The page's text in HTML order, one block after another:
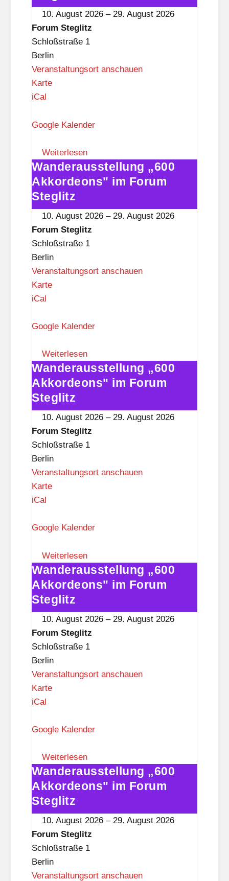
l
i
t
z
im
Forum
Steglitz
10. August 2026 –29. August 2026
Forum Steglitz
Schloßstraße 1
Berlin
Veranstaltungsort anschauen
KarteF
u
S
t
e
g
l
i
t
z
iCal
Google Kalender
Weiterlesen
Wanderausstellung
„600
Akkordeons"
im
Forum
Steglitz
Wanderausstellung „600
Akkordeons" im Forum
Steglitz
10. August 2026 –29. August 2026
Forum Steglitz
Schloßstraße 1
Berlin
Veranstaltungsort anschauen
KarteF
u
S
t
e
g
l
i
t
z
iCal
Google Kalender
Weiterlesen
Wanderausstellung
„600
Akkordeons"
im
Forum
Steglitz
Wanderausstellung „600
Akkordeons" im Forum
Steglitz
10. August 2026 –29. August 2026
Forum Steglitz
Schloßstraße 1
Berlin
Veranstaltungsort anschauen
KarteF
u
S
t
e
g
l
i
t
z
iCal
Google Kalender
Weiterlesen
Wanderausstellung
„600
Akkordeons"
im
Forum
Steglitz
Wanderausstellung „600
Akkordeons" im Forum
Steglitz
10. August 2026 – 29. August 2026
Forum Steglitz
Schloßstraße 1
Berlin
Veranstaltungsort anschauen
KarteF
u
S
t
e
g
l
i
t
z
iCal
Google Kalender
Weiterlesen
Wanderausstellung
„600
Akkordeons"
im
Forum
Steglitz
Wanderausstellung „600
Akkordeons" im Forum
Steglitz
10. August 2026 –29. August 2026
Forum Steglitz
Schloßstraße 1
Berlin
Veranstaltungsort anschauen